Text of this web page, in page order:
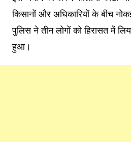
किसानों और अधिकारियों के बीच
पुलिस ने तीन लोगों को हिरासत में
हुआ।